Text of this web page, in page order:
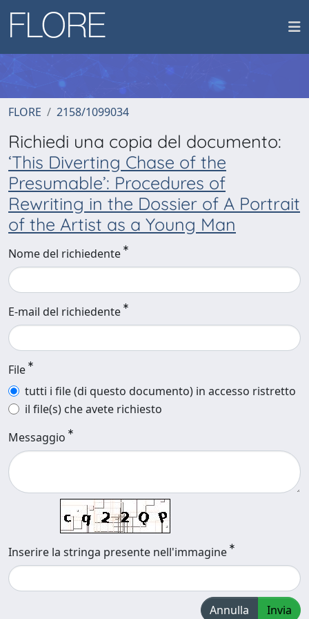
FLORE 2158/1099034
Richiedi una copia del documento:
‘This Diverting Chase of the
Presumable’: Procedures of
Rewriting in the Dossier of A Portrait
of the Artist as a Young Man
Nome del richiedente
E-mail del richiedente
File
tutti i file (di questo documento) in accesso ristretto
il file(s) che avete richiesto
Messaggio
Inserire la stringa presente nell'immagine
Annulla Invia